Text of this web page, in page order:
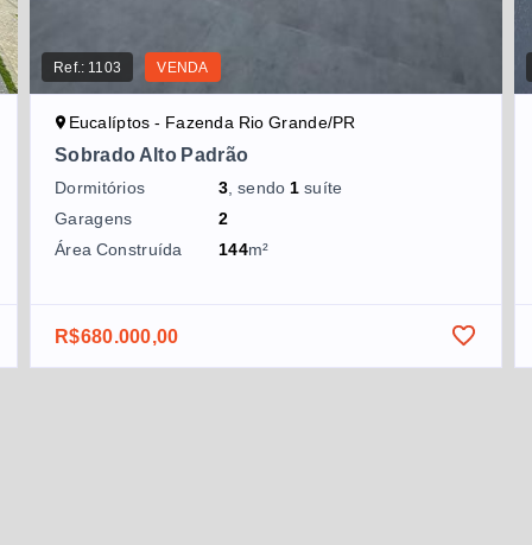
Ref.: 1103 VENDA
Eucalíptos - Fazenda Rio Grande/PR
Sobrado Alto Padrão
Dormitórios 3 , sendo 1 suíte
Garagens
2
Área Construída
144m²
R$680.000,00